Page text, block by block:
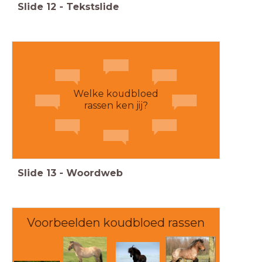
Slide 12 - Tekstslide
Welke koudbloed
rassen ken jij?
Slide 13 - Woordweb
Voorbeelden koudbloed rassen